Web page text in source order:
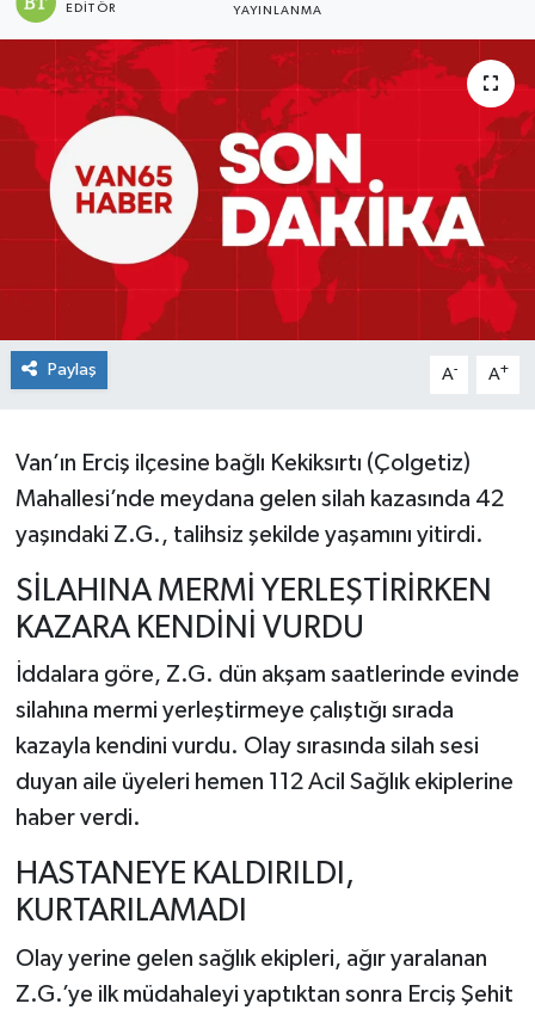
EDITÖR YAYINLANMA
Paylaş A- A+
Van’ın Erciş ilçesine bağlı Kekiksırtı (Çolgetiz)
Mahallesi’nde meydana gelen silah kazasında 42
yaşındaki Z.G., talihsiz şekilde yaşamını yitirdi.
SİLAHINA MERMİ YERLEŞTİRİRKEN
KAZARA KENDİNİ VURDU
İddalara göre, Z.G. dün akşam saatlerinde evinde
silahına mermi yerleştirmeye çalıştığı sırada
kazayla kendini vurdu. Olay sırasında silah sesi
duyan aile üyeleri hemen 112 Acil Sağlık ekiplerine
haber verdi.
HASTANEYE KALDIRILDI,
KURTARILAMADI
Olay yerine gelen sağlık ekipleri, ağır yaralanan
Z.G.’ye ilk müdahaleyi yaptıktan sonra Erciş Şehit